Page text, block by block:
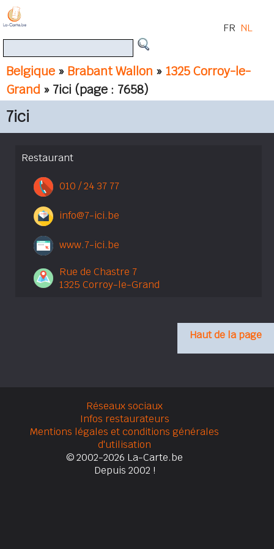
Belgique » Brabant Wallon » 1325 Corroy-le-
Grand » 7ici (page : 7658)
FR NL
7ici
Restaurant
010 / 24 37 77
info@7-ici.be
www.7-ici.be
Rue de Chastre 7
1325 Corroy-le-Grand
Haut de la page
Réseaux sociaux
Infos restaurateurs
Mentions légales et conditions générales
d'utilisation
© 2002-2026 La-Carte.be
Depuis 2002 !